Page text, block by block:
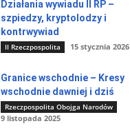
Działania wywiadu II RP –
szpiedzy, kryptolodzy i
kontrwywiad
II Rzeczpospolita 15 stycznia 2026
Granice wschodnie – Kresy
wschodnie dawniej i dziś
Rzeczpospolita Obojga Narodów
9 listopada 2025